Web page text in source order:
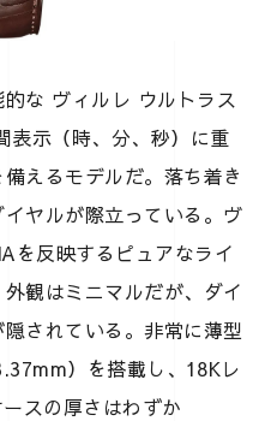
な ヴィルレ ウルトラス
表示（時、分、秒）に重
えるモデルだ。落ち着き
ヤルが際立っている。ヴ
を反映するピュアなライ
観はミニマルだが、ダイ
されている。非常に薄型
）を搭載し、18Kレ
スの厚さはわずか